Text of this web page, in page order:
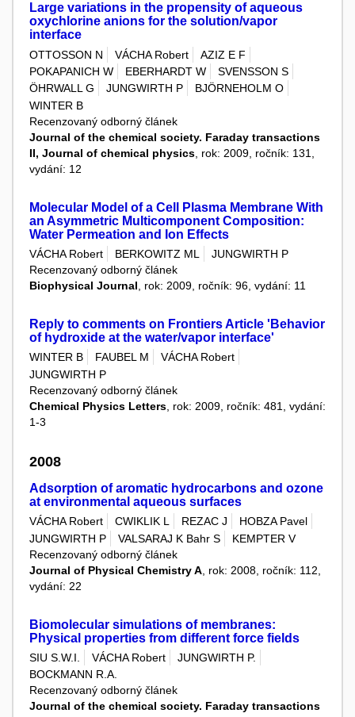
Large variations in the propensity of aqueous
oxychlorine anions for the solution/vapor
interface
OTTOSSON N VÁCHA Robert
AZIZ E F
POKAPANICH W
EBERHARDT W
SVENSSON S
ÖHRWALL G
JUNGWIRTH P
BJÖRNEHOLM O
WINTER B
Recenzovaný odborný článek
Journal of the chemical society. Faraday transactions
II, Journal of chemical physics , rok: 2009, ročník: 131,
vydání: 12
Molecular Model of a Cell Plasma Membrane With
an Asymmetric Multicomponent Composition:
Water Permeation and Ion Effects
VÁCHA Robert BERKOWITZ ML
JUNGWIRTH P
Recenzovaný odborný článek
Biophysical Journal , rok: 2009, ročník: 96, vydání: 11
Reply to comments on Frontiers Article 'Behavior
of hydroxide at the water/vapor interface'
WINTER B FAUBEL M
VÁCHA Robert
JUNGWIRTH P
Recenzovaný odborný článek
Chemical Physics Letters , rok: 2009, ročník: 481, vydání:
1-3
2008
Adsorption of aromatic hydrocarbons and ozone
at environmental aqueous surfaces
VÁCHA Robert CWIKLIK L REZAC J
HOBZA Pavel
JUNGWIRTH P
VALSARAJ K Bahr S
KEMPTER V
Recenzovaný odborný článek
Journal of Physical Chemistry A , rok: 2008, ročník: 112,
vydání: 22
Biomolecular simulations of membranes:
Physical properties from different force fields
SIU S.W.I. VÁCHA Robert
JUNGWIRTH P.
BOCKMANN R.A.
Recenzovaný odborný článek
Journal of the chemical society. Faraday transactions